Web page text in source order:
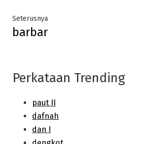
SeterusnyaNext
post:
barbar
Perkataan Trending